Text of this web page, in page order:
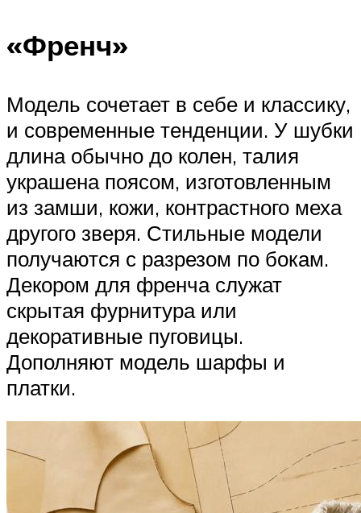
«Френч»
Модель сочетает в себе и классику,
и современные тенденции. У шубки
длина обычно до колен, талия
украшена поясом, изготовленным
из замши, кожи, контрастного меха
другого зверя. Стильные модели
получаются с разрезом по бокам.
Декором для френча служат
скрытая фурнитура или
декоративные пуговицы.
Дополняют модель шарфы и
платки.